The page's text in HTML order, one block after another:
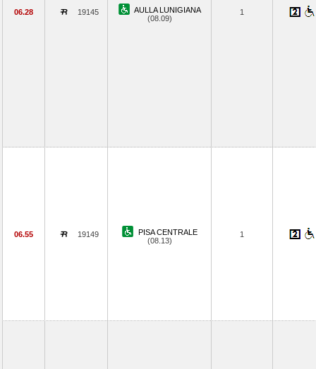
06.28 19145
AULLA LUNIGIANA
(08.09)
1
06.55 19149
PISA CENTRALE
(08.13)
1